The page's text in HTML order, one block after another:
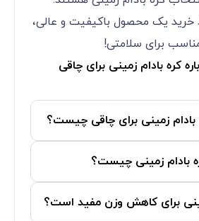
خرید یک محصول باکیفیت و عالی،
برای سلامتی!
کره بادام زمینی برای چاقی
بادام زمینی برای چاقی چیست؟
بادام زمینی چیست؟
برای کاهش وزن مفید است؟